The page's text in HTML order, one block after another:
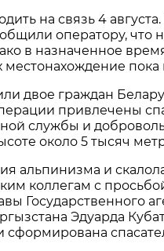
на связь 4
оператору, что
в назначенное
местонахождение пока
двое граждан
привлечены
службы и
около 5 тысяч
альпинизма и
коллегам с
Государственного
Эдуарда